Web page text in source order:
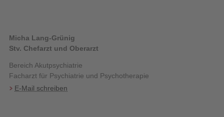
Micha Lang-Grünig
Stv. Chefarzt und Oberarzt
Bereich Akutpsychiatrie
Facharzt für Psychiatrie und Psychotherapie
E-Mail schreiben